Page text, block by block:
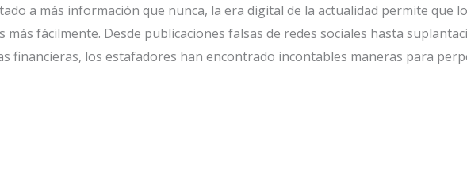
a más información que nunca, la era digital de la actualidad permite que
fácilmente. Desde publicaciones falsas de redes sociales hasta
financieras, los estafadores han encontrado incontables maneras para